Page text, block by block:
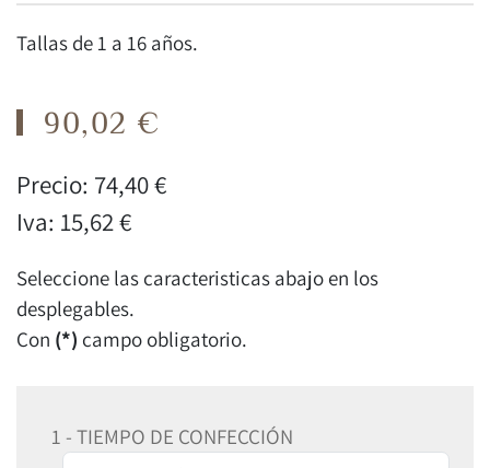
Tallas de 1 a 16 años.
90,02 €
Precio: 74,40 €
Iva: 15,62 €
Seleccione las caracteristicas abajo en los
desplegables.
Con (*) campo obligatorio.
1 - TIEMPO DE CONFECCIÓN